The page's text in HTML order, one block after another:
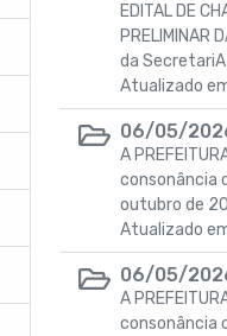
EDITAL DE
PRELIMINAR
da
Atualizado
06/05/
A
consonância
outubro de
Atualizado
06/05/
A
consonância